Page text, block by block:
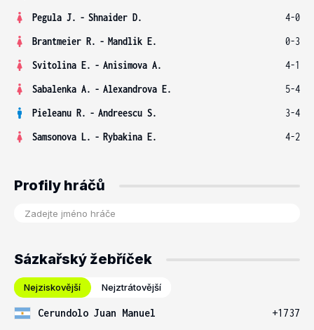
Pegula J. - Shnaider D.
4-0
Brantmeier R. - Mandlik E.
0-3
Svitolina E. - Anisimova A.
4-1
Sabalenka A. - Alexandrova E.
5-4
Pieleanu R. - Andreescu S.
3-4
Samsonova L. - Rybakina E. 4-2
Profily hráčů
Sázkařský žebříček
Nejziskovější Nejztrátovější
Cerundolo Juan Manuel
+1737